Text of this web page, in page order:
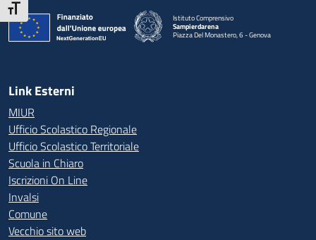
Attiva/disattiva dimensione testo
Istituto Comprensivo
Sampierdarena
Piazza Del Monastero, 6 - Genova
— Visita la pagina iniziale della scuola
Link Esterni
MIUR
Ufficio Scolastico Regionale
Ufficio Scolastico Territoriale
Scuola in Chiaro
Iscrizioni On Line
Invalsi
Comune
Vecchio sito web